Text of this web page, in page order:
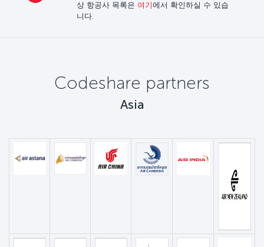
상 항공사 목록은 여기에서 확인하실 수 있습
니다.
Codeshare partners
Asia